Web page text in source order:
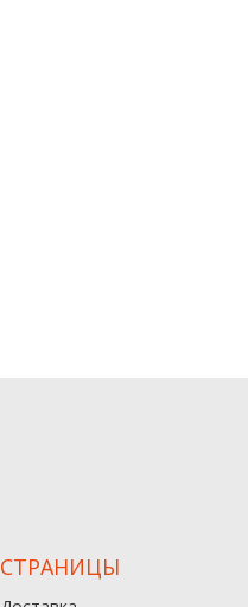
СТРАНИЦЫ